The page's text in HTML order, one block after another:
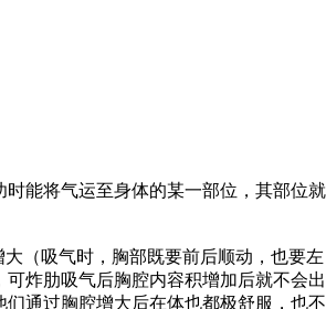
能将气运至身体的某一部位，其部位就
（吸气时，胸部既要前后顺动，也要左
炸肋吸气后胸腔内容积增加后就不会出
通过胸腔增大后在体也都极舒服，也不